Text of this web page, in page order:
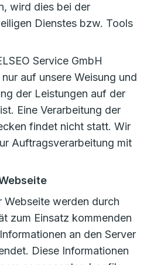
wird dies bei der
Dienstes bzw. Tools
Service GmbH
auf unsere Weisung und
der Leistungen auf der
Eine Verarbeitung der
findet nicht statt. Wir
Auftragsverarbeitung mit
Webseite werden durch
zum Einsatz kommenden
an den Server
Diese Informationen